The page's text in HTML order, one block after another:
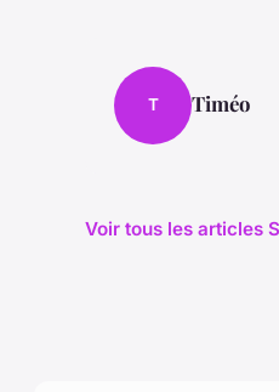
T Timéo
Voir tous les articles